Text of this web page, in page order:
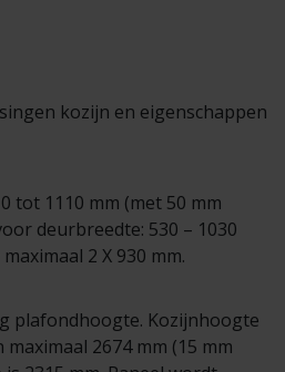
kozijn en eigenschappen
tot 1110 mm (met 50 mm
deurbreedte: 530 – 1030
2 X 930 mm.
plafondhoogte. Kozijnhoogte
2674 mm (15 mm